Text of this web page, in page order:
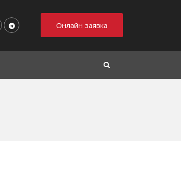
Онлайн заявка